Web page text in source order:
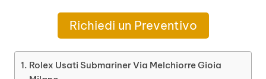
Richiedi un Preventivo
Rolex Usati Submariner Via Melchiorre Gioia